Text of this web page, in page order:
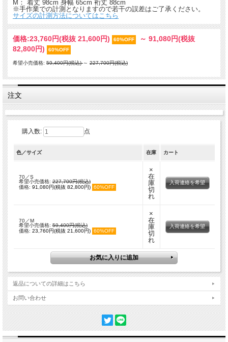
M： 着丈 98cm 身幅 65cm 裄丈 88cm
※手作業での計測となりますので若干の誤差はご了承ください。
サイズの計測方法についてはこちら
価格:23,760円(税抜 21,600円) 60%OFF ～ 91,080円(税抜
82,800円)
60%OFF
希望小売価格: 59,400円(税込)～ 227,700円(税込)
注文
購入数: 点
色／サイズ 在庫 カート
70／S
希望小売価格:227,700円(税込)
価格: 91,080円(税抜 82,800円) 60%OFF
×
在
庫
切
れ
入荷連絡を希望
70／M
希望小売価格:59,400円(税込)
価格: 23,760円(税抜 21,600円) 60%OFF
×
在
庫
切
れ
入荷連絡を希望
返品についての詳細はこちら
お問い合わせ